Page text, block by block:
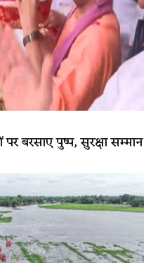
बरसाए पुष्प, सुरक्षा सम्मान